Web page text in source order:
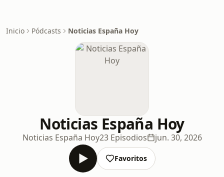
Inicio Pódcasts Noticias España Hoy
Noticias España Hoy
Noticias España Hoy23 Episodios jun. 30, 2026
Favoritos